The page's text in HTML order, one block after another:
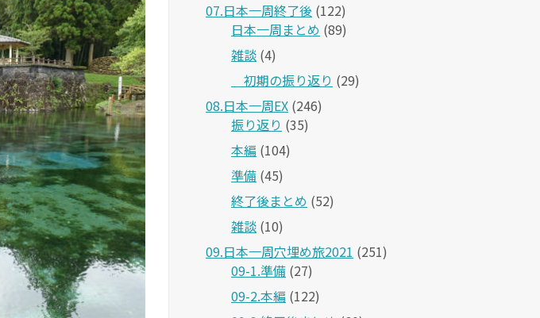
07.日本一周終了後 (122)
日本一周まとめ (89)
雑談 (4)
＿初期の振り返り (29)
08.日本一周EX (246)
振り返り (35)
本編 (104)
準備 (45)
終了後まとめ (52)
雑談 (10)
09.日本一周穴埋め旅2021 (251)
09-1.準備 (27)
09-2.本編 (122)